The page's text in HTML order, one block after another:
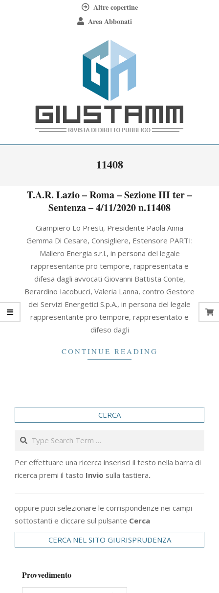
Altre copertine
Area Abbonati
Giustamm
11408
T.A.R. Lazio – Roma – Sezione III ter –
Sentenza – 4/11/2020 n.11408
04
Giampiero Lo Presti, Presidente Paola Anna
Gemma Di Cesare, Consigliere, Estensore PARTI:
Mallero Energia s.r.l., in persona del legale
rappresentante pro tempore, rappresentata e
difesa dagli avvocati Giovanni Battista Conte,
Berardino Iacobucci, Valeria Lanna, contro Gestore
dei Servizi Energetici S.p.A., in persona del legale
rappresentante pro tempore, rappresentato e
difeso dagli
CONTINUE READING
CERCA
Search
Per effettuare una ricerca inserisci il testo nella barra di
ricerca premi il tasto Invio sulla tastiera.
oppure puoi selezionare le corrispondenze nei campi
sottostanti e cliccare sul pulsante Cerca
CERCA NEL SITO GIURISPRUDENZA
Provvedimento